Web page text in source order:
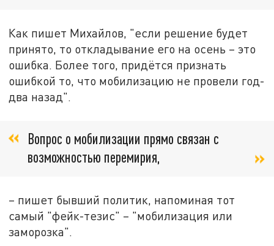
Как пишет Михайлов, "если решение будет
принято, то откладывание его на осень – это
ошибка. Более того, придётся признать
ошибкой то, что мобилизацию не провели год-
два назад".
Вопрос о мобилизации прямо связан с
возможностью перемирия,
– пишет бывший политик, напоминая тот
самый "фейк-тезис" – "мобилизация или
заморозка".